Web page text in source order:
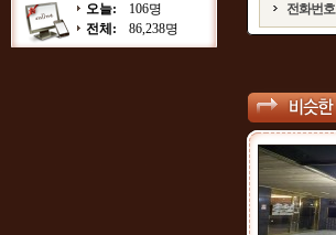
오늘:
106명
전체:
86,238명
전화번호